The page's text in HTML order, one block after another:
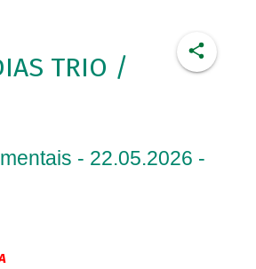
TRIO /
- 22.05.2026 -